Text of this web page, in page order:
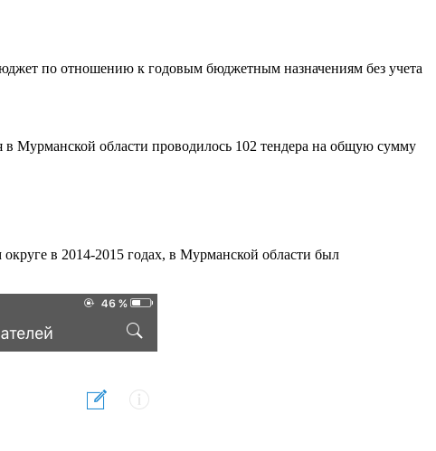
по отношению к годовым бюджетным назначениям без учета
в Мурманской области проводилось 102 тендера на общую сумму
в 2014-2015 годах, в Мурманской области был